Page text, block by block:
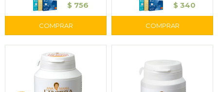
$ 756
$ 340